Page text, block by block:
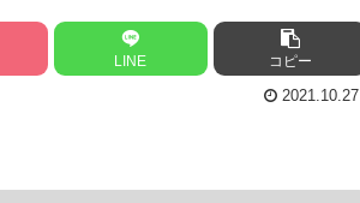
LINE コピー
2021.10.27